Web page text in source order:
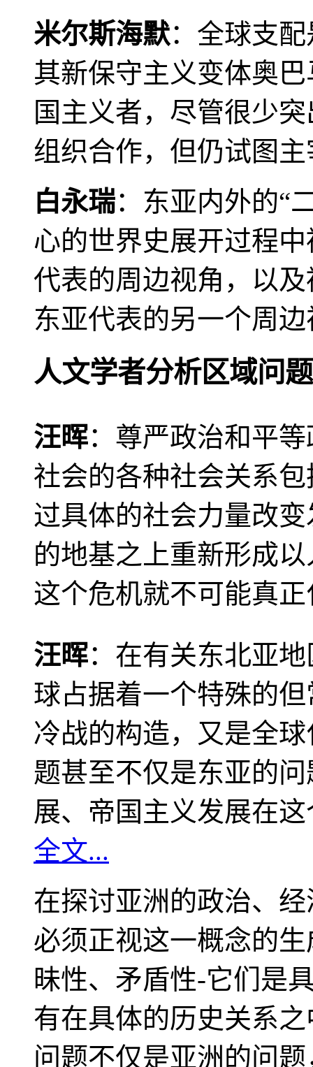
米尔斯海默：全球支
其新保守主义变体奥
国主义者，尽管很少
组织合作，但仍试图
白永瑞：东亚内外的“
心的世界史展开过程
代表的周边视角，以
东亚代表的另一个周
人文学者分析区域问题
汪晖：尊严政治和平
社会的各种社会关系
过具体的社会力量改
的地基之上重新形成
这个危机就不可能真
汪晖：在有关东北亚
球占据着一个特殊的
冷战的构造，又是全
题甚至不仅是东亚的
展、帝国主义发展在
全文...
在探讨亚洲的政治、
必须正视这一概念的
昧性、矛盾性-它们是
有在具体的历史关系
问题不仅是亚洲的问